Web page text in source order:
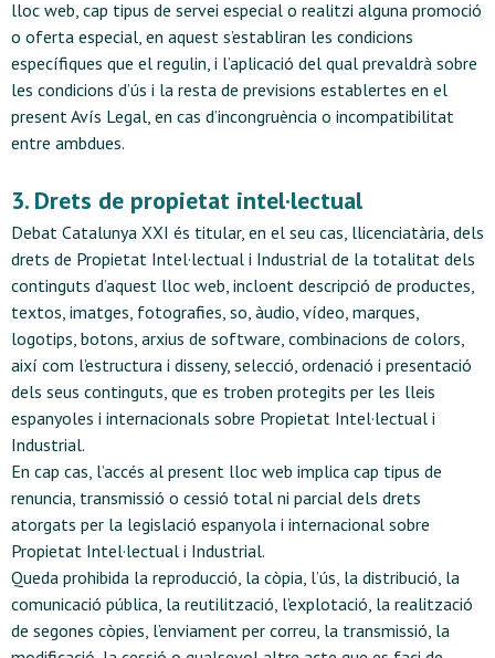
lloc web, cap tipus de servei especial o realitzi alguna promoció
o oferta especial, en aquest s’establiran les condicions
específiques que el regulin, i l’aplicació del qual prevaldrà sobre
les condicions d’ús i la resta de previsions establertes en el
present Avís Legal, en cas d’incongruència o incompatibilitat
entre ambdues.
3. Drets de propietat intel·lectual
Debat Catalunya XXI és titular, en el seu cas, llicenciatària, dels
drets de Propietat Intel·lectual i Industrial de la totalitat dels
continguts d’aquest lloc web, incloent descripció de productes,
textos, imatges, fotografies, so, àudio, vídeo, marques,
logotips, botons, arxius de software, combinacions de colors,
així com l’estructura i disseny, selecció, ordenació i presentació
dels seus continguts, que es troben protegits per les lleis
espanyoles i internacionals sobre Propietat Intel·lectual i
Industrial.
En cap cas, l’accés al present lloc web implica cap tipus de
renuncia, transmissió o cessió total ni parcial dels drets
atorgats per la legislació espanyola i internacional sobre
Propietat Intel·lectual i Industrial.
Queda prohibida la reproducció, la còpia, l’ús, la distribució, la
comunicació pública, la reutilització, l’explotació, la realització
de segones còpies, l’enviament per correu, la transmissió, la